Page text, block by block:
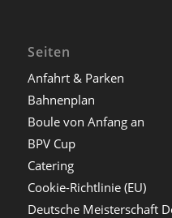
Seiten
Anfahrt & Parken
Bahnenplan
Boule von Anfang an
BPV Cup
Catering
Cookie-Richtlinie (EU)
Deutsche Meisterschaft